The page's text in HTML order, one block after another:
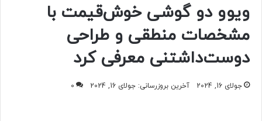
ویوو دو گوشی خوش‌قیمت با
مشخصات منطقی و طراحی
دوست‌داشتنی معرفی کرد
جولای 16, 2024 آخرین بروزرسانی: جولای 16, 2024 0